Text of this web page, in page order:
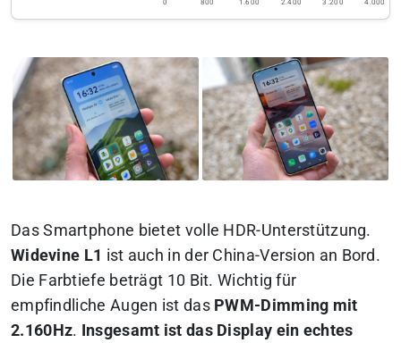
0 800 1.600 2.400 3.200 4.000
Das Smartphone bietet volle HDR-Unterstützung.
Widevine L1 ist auch in der China-Version an Bord.
Die Farbtiefe beträgt 10 Bit. Wichtig für
empfindliche Augen ist das PWM-Dimming mit
2.160Hz. Insgesamt ist das Display ein echtes